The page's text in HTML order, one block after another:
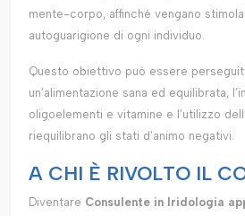
mente-corpo, affinché vengano
autoguarigione di ogni individuo.
Questo obiettivo può essere
un’alimentazione sana ed equilibrata,
oligoelementi e vitamine e l’utilizzo
riequilibrano gli stati d’animo negativi.
A CHI È RIVOLTO IL
Diventare Consulente in Iridologia